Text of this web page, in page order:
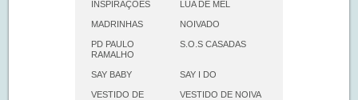
INSPIRAÇÕES LUA DE MEL
MADRINHAS NOIVADO
PD PAULO
RAMALHO
S.O.S CASADAS
SAY BABY SAY I DO
VESTIDO DE
VESTIDO DE NOIVA